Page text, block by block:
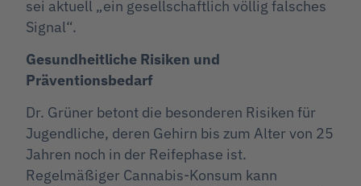
sei aktuell „ein gesellschaftlich völlig falsches
Signal“.
Gesundheitliche Risiken und
Präventionsbedarf
Dr. Grüner betont die besonderen Risiken für
Jugendliche, deren Gehirn bis zum Alter von 25
Jahren noch in der Reifephase ist.
Regelmäßiger Cannabis-Konsum kann